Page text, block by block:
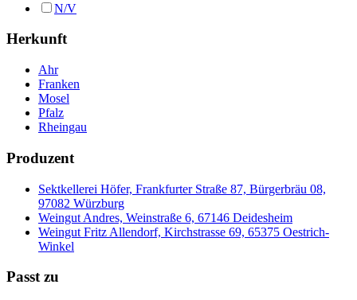
N/V
Herkunft
Ahr
Franken
Mosel
Pfalz
Rheingau
Produzent
Sektkellerei Höfer, Frankfurter Straße 87, Bürgerbräu 08,
97082 Würzburg
Weingut Andres, Weinstraße 6, 67146 Deidesheim
Weingut Fritz Allendorf, Kirchstrasse 69, 65375 Oestrich-
Winkel
Passt zu